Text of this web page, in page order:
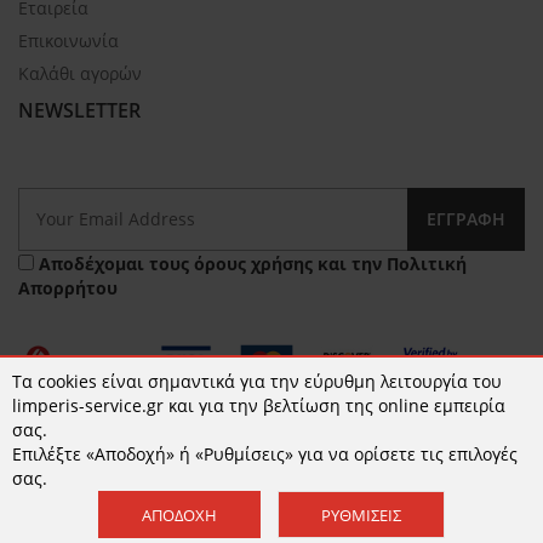
Εταιρεία
Επικοινωνία
Καλάθι αγορών
NEWSLETTER
ΕΓΓΡΑΦΉ
Αποδέχομαι τους όρους χρήσης και την Πολιτική
Απορρήτου
© 2026 limperis-service.gr | Κατασκευή ιστοσελίδων -
www.qualityweb.gr
Τα cookies είναι σημαντικά για την εύρυθμη λειτουργία του
limperis-service.gr και για την βελτίωση της online εμπειρία
σας.
Επιλέξτε «Αποδοχή» ή «Ρυθμίσεις» για να ορίσετε τις επιλογές
σας.
ΑΠΟΔΟΧΉ ΡΥΘΜΊΣΕΙΣ